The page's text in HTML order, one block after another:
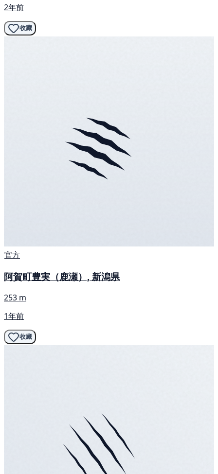
2年前
收藏
官方
阿賀町豊実（鹿瀬）, 新潟県
253 m
1年前
收藏